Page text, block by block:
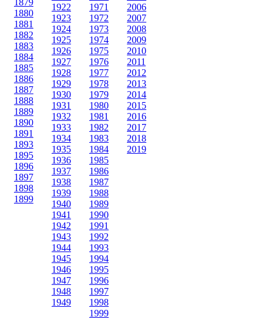
1879
1880
1881
1882
1883
1884
1885
1886
1887
1888
1889
1890
1891
1893
1895
1896
1897
1898
1899
1922
1923
1924
1925
1926
1927
1928
1929
1930
1931
1932
1933
1934
1935
1936
1937
1938
1939
1940
1941
1942
1943
1944
1945
1946
1947
1948
1949
1971
1972
1973
1974
1975
1976
1977
1978
1979
1980
1981
1982
1983
1984
1985
1986
1987
1988
1989
1990
1991
1992
1993
1994
1995
1996
1997
1998
1999
2006
2007
2008
2009
2010
2011
2012
2013
2014
2015
2016
2017
2018
2019